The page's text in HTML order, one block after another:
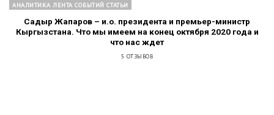
АНАЛИТИКА ЛЕНТА СОБЫТИЙ СТАТЬИ
Садыр Жапаров – и.о. президента и премьер-министр
Кыргызстана. Что мы имеем на конец октября 2020 года и
что нас ждет
5 ОТЗЫВОВ